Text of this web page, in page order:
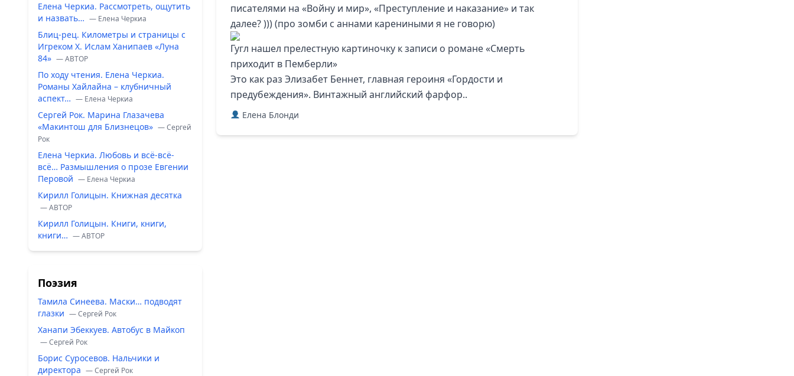
Елена Черкиа. Рассмотреть, ощутить
и назвать… — Елена Черкиа
Блиц-рец. Километры и страницы с
Игреком Х. Ислам Ханипаев «Луна
84» — ABTOP
По ходу чтения. Елена Черкиа.
Романы Хайлайна – клубничный
аспект… — Елена Черкиа
Сергей Рок. Марина Глазачева
«Макинтош для Близнецов» — Сергей
Рок
Елена Черкиа. Любовь и всё-всё-
всё… Размышления о прозе Евгении
Перовой — Елена Черкиа
Кирилл Голицын. Книжная десятка
— ABTOP
Кирилл Голицын. Книги, книги,
книги… — ABTOP
Поэзия
Тамила Синеева. Маски… подводят
глазки — Сергей Рок
Ханапи Эбеккуев. Автобус в Майкоп
— Сергей Рок
Борис Суросевов. Нальчики и
директора — Сергей Рок
писателями на «Войну и мир», «Преступление и наказание» и так
далее? ))) (про зомби с аннами карениными я не говорю)
Гугл нашел прелестную картиночку к записи о романе «Смерть
приходит в Пемберли»
Это как раз Элизабет Беннет, главная героиня «Гордости и
предубеждения». Винтажный английский фарфор..
Елена Блонди